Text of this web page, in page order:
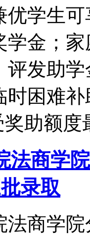
优学生
学金；
评发助
时困难
助额
法商学
录取
法商学